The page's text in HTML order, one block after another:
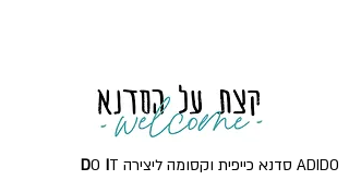
ADIDO סדנא כייפית וקסומה ליצירה DO IT